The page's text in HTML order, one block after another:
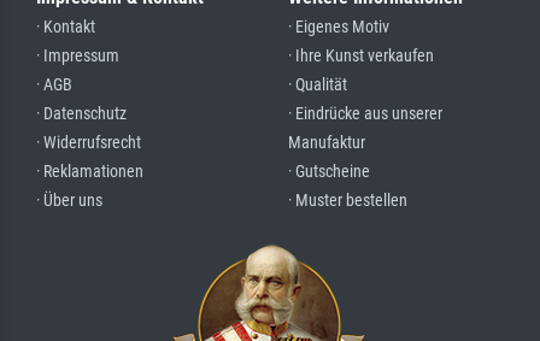
· Kontakt
· Impressum
· AGB
· Datenschutz
· Widerrufsrecht
· Reklamationen
· Über uns
· Eigenes Motiv
· Ihre Kunst verkaufen
· Qualität
· Eindrücke aus unserer
Manufaktur
· Gutscheine
· Muster bestellen